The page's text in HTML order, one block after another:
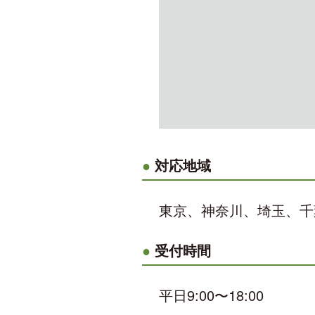
対応地域
東京、神奈川、埼玉、
受付時間
平日9:00〜18:00